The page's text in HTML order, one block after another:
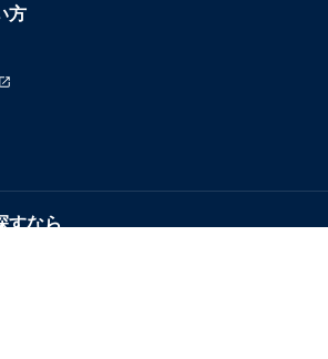
方
すなら